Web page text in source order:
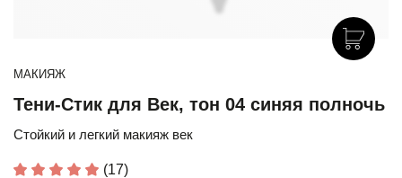
МАКИЯЖ
Тени-Стик для Век, тон 04 синяя полночь
Стойкий и легкий макияж век
(17)